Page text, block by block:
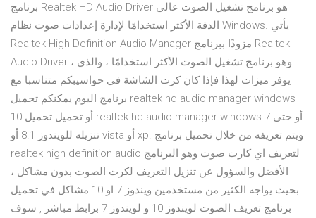
برنامج Realtek HD Audio Driver هو برنامج تشغيل الصوت عالي
الدقة الأكثر استخدامًا لإدارة إعدادات صوت نظام Windows. يأتي
Realtek High Definition Audio Manager مزودًا ببرنامج Realtek
Audio Driver ، وهو برنامج تشغيل الصوت الأكثر استخدامًا ، والذي
يوفر ميزات لهذا فإذا كان كرت الشاشة في حواسيبكم متناسبا مع
برنامج اليوم يمكنكم تحميل realtek hd audio manager windows
10 أو تحميل تحميل realtek hd audio manager windows 7 أو حتى
تنزيله للويندوز 8.1 أو vista أو xp. ويتم تعريفه من خلال تحميل برنامج
realtek high definition audio لتعريف اي كارت صوت وهو البرنامج
الأفضل والسؤول عن تنزيل التعريف لكرت الصوت بدون مشاكل ،
بحيث يواجه الكثير من مستخدمين ويندوز 7 او 10 مشاكل في تحميل
برنامج تعريف الصوت لويندوز 10 و لويندوز 7 برابط مباشر , سوف